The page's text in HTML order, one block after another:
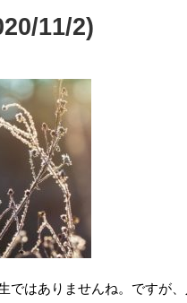
11/2)
ではありませんね。ですが